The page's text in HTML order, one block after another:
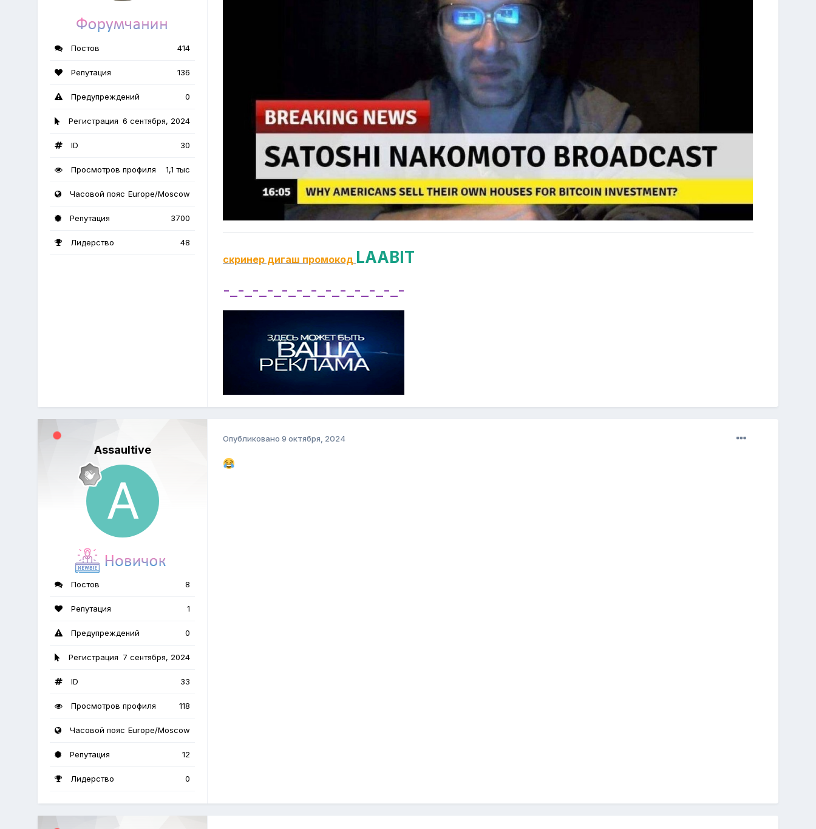
Постов 414
Репутация 136
Предупреждений 0
Регистрация 6 сентября, 2024
ID 30
Просмотров профиля 1,1 тыс
Часовой пояс Europe/Moscow
Репутация 3700
Лидерство 48
скринер дигаш промокод LAABIT
-_-_-_-_-_-_-_-_-_-_-_-_-
Assaultive
Постов 8
Репутация 1
Предупреждений 0
Регистрация 7 сентября, 2024
ID 33
Просмотров профиля 118
Часовой пояс Europe/Moscow
Репутация 12
Лидерство 0
Опубликовано9 октября, 2024